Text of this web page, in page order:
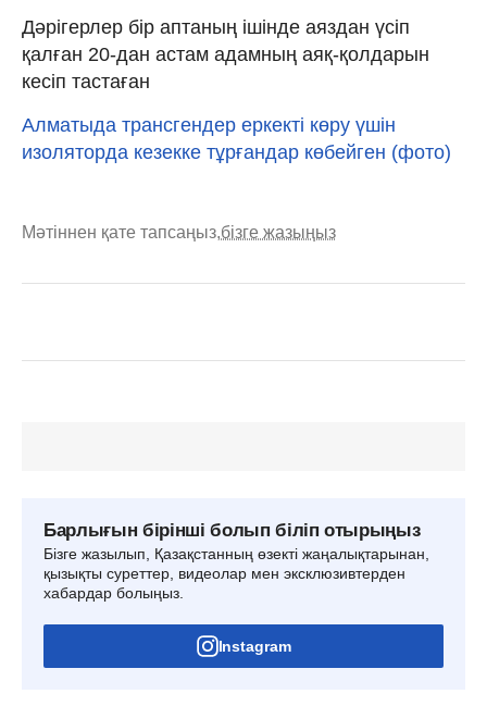
Дәрігерлер бір аптаның ішінде аяздан үсіп
қалған 20-дан астам адамның аяқ-қолдарын
кесіп тастаған
Алматыда трансгендер еркекті көру үшін
изоляторда кезекке тұрғандар көбейген (фото)
Мәтіннен қате тапсаңыз,бізге жазыңыз
Барлығын бірінші болып біліп отырыңыз
Бізге жазылып, Қазақстанның өзекті жаңалықтарынан,
қызықты суреттер, видеолар мен эксклюзивтерден
хабардар болыңыз.
Instagram